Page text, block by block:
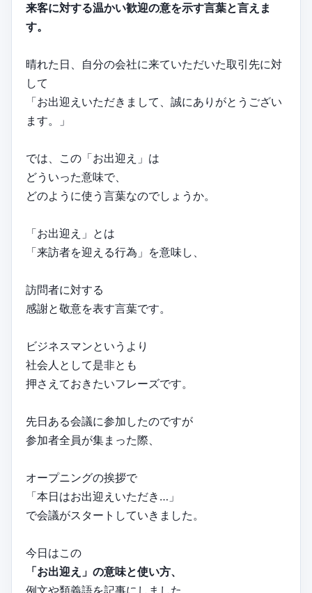
来客に対する温かい歓迎の意を示す言葉と言えま
す。
晴れた日、自分の会社に来ていただいた取引先に対
して
「お出迎えいただきまして、誠にありがとうござい
ます。」
では、この「お出迎え」は
どういった意味で、
どのように使う言葉なのでしょうか。
「お出迎え」とは
「来訪者を迎える行為」を意味し、
訪問者に対する
感謝と敬意を表す言葉です。
ビジネスマンというより
社会人として是非とも
押さえておきたいフレーズです。
先日ある会議に参加したのですが
参加者全員が集まった際、
オープニングの挨拶で
「本日はお出迎えいただき…」
で会議がスタートしていきました。
今日はこの
「お出迎え」の意味と使い方、